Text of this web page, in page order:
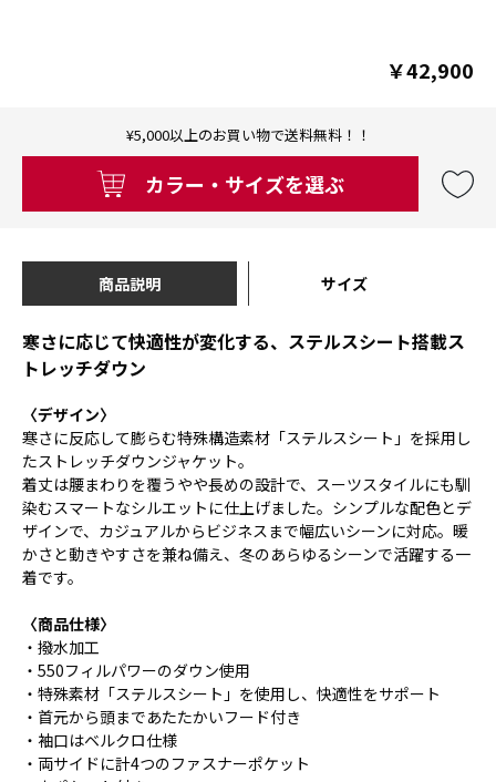
￥42,900
¥5,000以上のお買い物で送料無料！！
カラー・サイズを選ぶ
商品説明 サイズ
寒さに応じて快適性が変化する、ステルスシート搭載ス
トレッチダウン
〈デザイン〉
寒さに反応して膨らむ特殊構造素材「ステルスシート」を採用し
たストレッチダウンジャケット。
着丈は腰まわりを覆うやや長めの設計で、スーツスタイルにも馴
染むスマートなシルエットに仕上げました。シンプルな配色とデ
ザインで、カジュアルからビジネスまで幅広いシーンに対応。暖
かさと動きやすさを兼ね備え、冬のあらゆるシーンで活躍する一
着です。
〈商品仕様〉
・撥水加工
・550フィルパワーのダウン使用
・特殊素材「ステルスシート」を使用し、快適性をサポート
・首元から頭まであたたかいフード付き
・袖口はベルクロ仕様
・両サイドに計4つのファスナーポケット